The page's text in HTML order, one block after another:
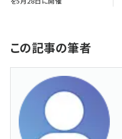
この記事の筆者